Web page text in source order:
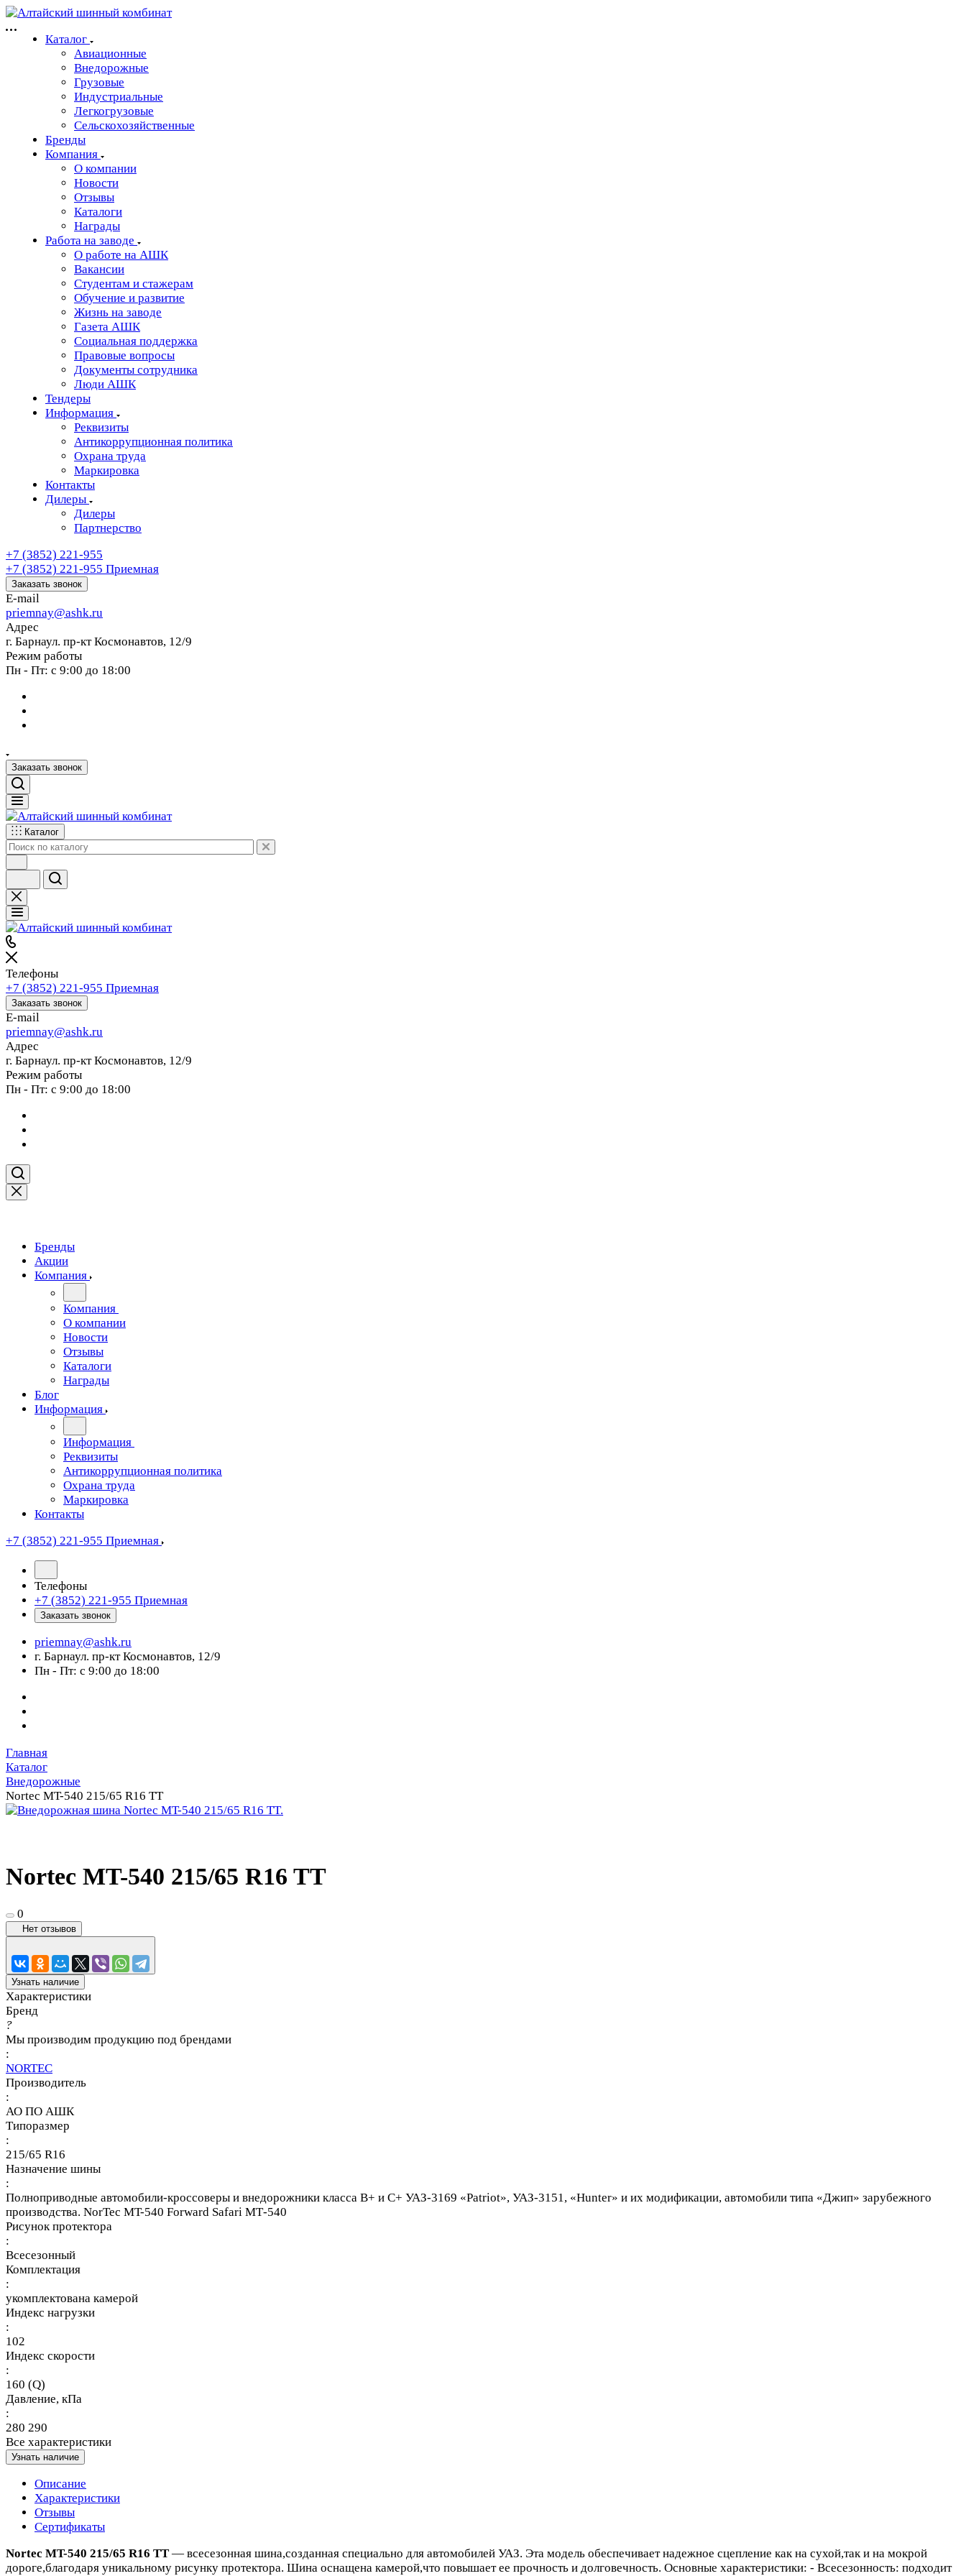
Каталог
Авиационные
Внедорожные
Грузовые
Индустриальные
Легкогрузовые
Сельскохозяйственные
Бренды
Компания
О компании
Новости
Отзывы
Каталоги
Награды
Работа на заводе
О работе на АШК
Вакансии
Студентам и стажерам
Обучение и развитие
Жизнь на заводе
Газета АШК
Социальная поддержка
Правовые вопросы
Документы сотрудника
Люди АШК
Тендеры
Информация
Реквизиты
Антикоррупционная политика
Охрана труда
Маркировка
Контакты
Дилеры
Дилеры
Партнерство
+7 (3852) 221-955
+7 (3852) 221-955 Приемная
Заказать звонок
E-mail
priemnay@ashk.ru
Адрес
г. Барнаул. пр-кт Космонавтов, 12/9
Режим работы
Пн - Пт: с 9:00 до 18:00
Заказать звонок
Каталог
Телефоны
+7 (3852) 221-955 Приемная
Заказать звонок
E-mail
priemnay@ashk.ru
Адрес
г. Барнаул. пр-кт Космонавтов, 12/9
Режим работы
Пн - Пт: с 9:00 до 18:00
Бренды
Акции
Компания
Компания
О компании
Новости
Отзывы
Каталоги
Награды
Блог
Информация
Информация
Реквизиты
Антикоррупционная политика
Охрана труда
Маркировка
Контакты
+7 (3852) 221-955 Приемная
Телефоны
+7 (3852) 221-955 Приемная
Заказать звонок
priemnay@ashk.ru
г. Барнаул. пр-кт Космонавтов, 12/9
Пн - Пт: с 9:00 до 18:00
Главная
Каталог
Внедорожные
Nortec MT-540 215/65 R16 TT
Nortec MT-540 215/65 R16 TT
0
Нет отзывов
Узнать наличие
Характеристики
Бренд
?
Мы производим продукцию под брендами
:
NORTEC
Производитель
:
АО ПО АШК
Типоразмер
:
215/65 R16
Назначение шины
:
Полноприводные автомобили-кроссоверы и внедорожники класса В+ и С+ УАЗ-3169 «Patriot», УАЗ-3151, «Hunter» и их модификации, автомобили типа «Джип» зарубежного
производства. NorTec MT-540 Forward Safari МТ-540
Рисунок протектора
:
Всесезонный
Комплектация
:
укомплектована камерой
Индекс нагрузки
:
102
Индекс скорости
:
160 (Q)
Давление, кПа
:
280 290
Все характеристики
Узнать наличие
Описание
Характеристики
Отзывы
Сертификаты
Nortec MT-540 215/65 R16 TТ — всесезонная шина,созданная специально для автомобилей УАЗ. Эта модель обеспечивает надежное сцепление как на сухой,так и на мокрой
дороге,благодаря уникальному рисунку протектора. Шина оснащена камерой,что повышает ее прочность и долговечность. Основные характеристики: - Всесезонность: подходит